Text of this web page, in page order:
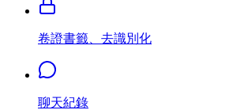
卷證書籤、去識別化
聊天紀錄